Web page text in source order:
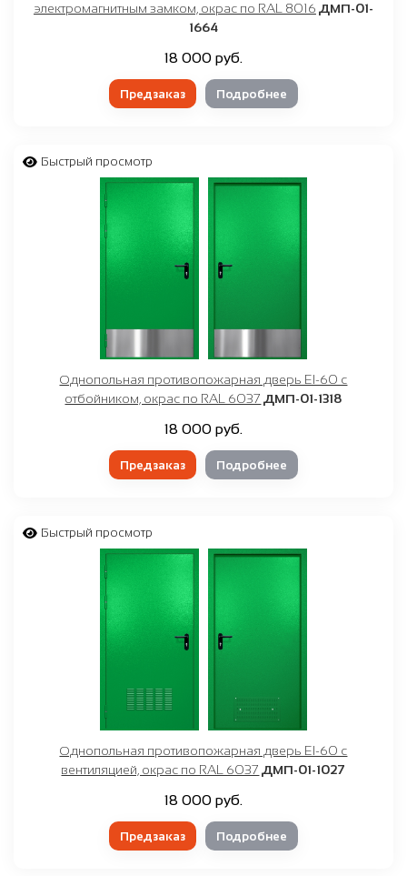
электромагнитным замком, окрас по RAL 8016 ДМП-01-
1664
18 000 руб.
Предзаказ Подробнее
Быстрый просмотр
Однопольная противопожарная дверь EI-60 с
отбойником, окрас по RAL 6037 ДМП-01-1318
18 000 руб.
Предзаказ Подробнее
Быстрый просмотр
Однопольная противопожарная дверь EI-60 с
вентиляцией, окрас по RAL 6037 ДМП-01-1027
18 000 руб.
Предзаказ Подробнее